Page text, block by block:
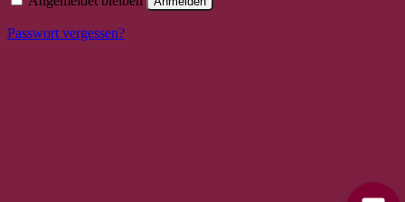
Passwort vergessen?